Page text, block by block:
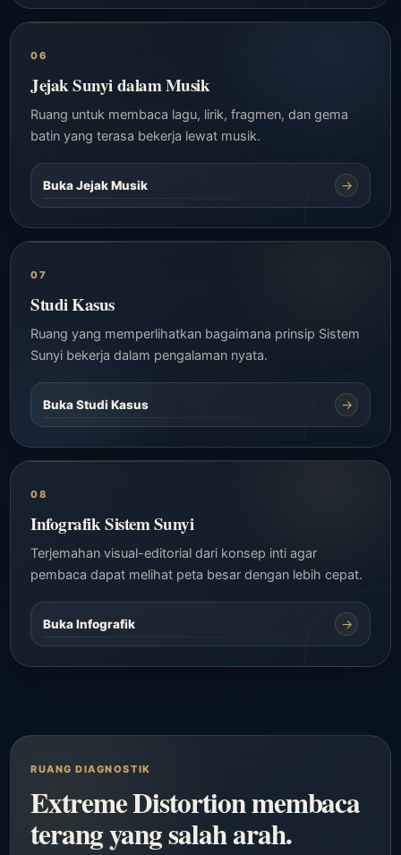
06
Jejak Sunyi dalam Musik
Ruang untuk membaca lagu, lirik, fragmen, dan gema
batin yang terasa bekerja lewat musik.
Buka Jejak Musik →
07
Studi Kasus
Ruang yang memperlihatkan bagaimana prinsip Sistem
Sunyi bekerja dalam pengalaman nyata.
Buka Studi Kasus →
08
Infografik Sistem Sunyi
Terjemahan visual-editorial dari konsep inti agar
pembaca dapat melihat peta besar dengan lebih cepat.
Buka Infografik →
RUANG DIAGNOSTIK
Extreme Distortion membaca
terang yang salah arah.